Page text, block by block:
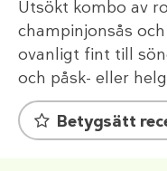
Utsökt kombo av
champinjonsås
ovanligt fint till
och påsk- eller
Betygsätt